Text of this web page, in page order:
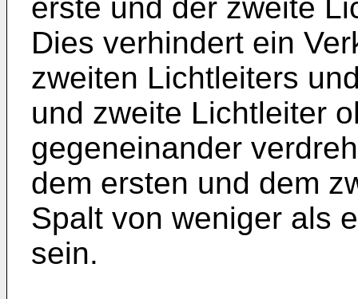
erste und der zweite
Dies verhindert ein
zweiten Lichtleiters
und zweite Lichtleiter
gegeneinander
dem ersten und dem
Spalt von weniger als
sein.